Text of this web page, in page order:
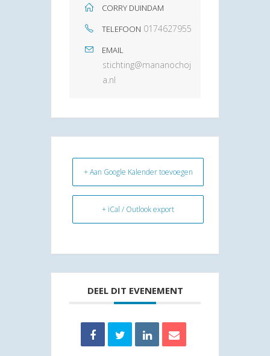
CORRY DUINDAM
TELEFOON 0174627955
EMAIL
stichting@mananochoj
a.nl
+ Aan Google Kalender toevoegen
+ iCal / Outlook export
DEEL DIT EVENEMENT